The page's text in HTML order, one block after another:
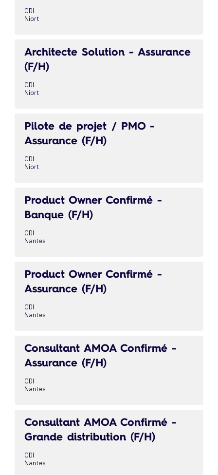
CDI
Niort
Architecte Solution - Assurance
(F/H)
CDI
Niort
Pilote de projet / PMO -
Assurance (F/H)
CDI
Niort
Product Owner Confirmé -
Banque (F/H)
CDI
Nantes
Product Owner Confirmé -
Assurance (F/H)
CDI
Nantes
Consultant AMOA Confirmé -
Assurance (F/H)
CDI
Nantes
Consultant AMOA Confirmé -
Grande distribution (F/H)
CDI
Nantes